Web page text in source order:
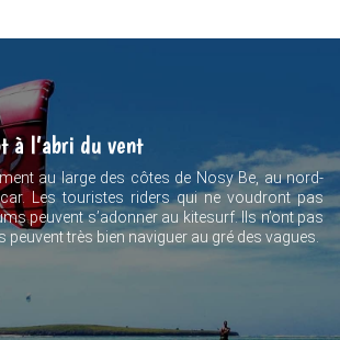
à l’abri du vent
au large des côtes de Nosy Be, au nord-
Les touristes riders qui ne voudront pas
peuvent s’adonner au kitesurf. Ils n’ont pas
peuvent très bien naviguer au gré des vagues.